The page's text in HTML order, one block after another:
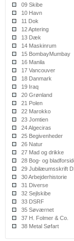
09 Skibe
10 Havn
11 Dok
12 Aptering
13 Dæk
14 Maskinrum
15 BombayMumbay
16 Manila
17 Vancouver
18 Danmark
19 Iraq
20 Grønland
21 Polen
22 Marokko
23 Jomtien
24 Algeciras
25 Begivenheder
26 Natur
27 Mad og drikke
28 Bog- og
29 Jubilæumsskrift
30 Arbejderhistorie
31 Diverse
32 Sejlskibe
33 DSRF
35 Søværnet
37 H. Folmer & Co.
38 Metal Søfart